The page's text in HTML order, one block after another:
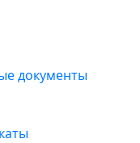
документы